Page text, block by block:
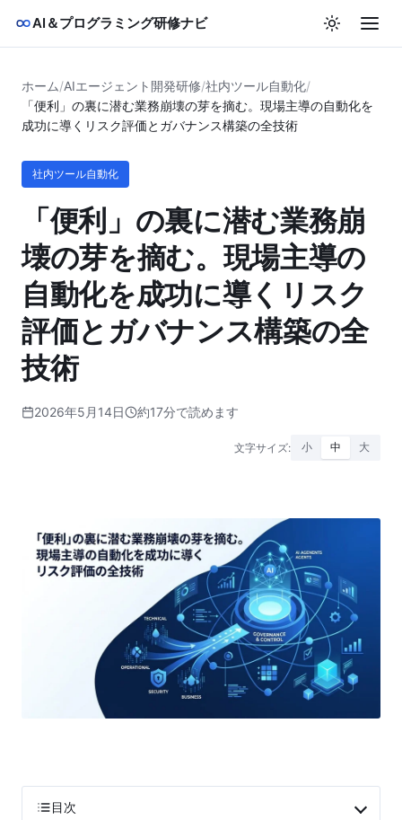
AI＆プログラミング研修ナビ
ホーム/AIエージェント開発研修/社内ツール自動化/
「便利」の裏に潜む業務崩壊の芽を摘む。現場主導の自動化を
成功に導くリスク評価とガバナンス構築の全技術
社内ツール自動化
「便利」の裏に潜む業務崩
壊の芽を摘む。現場主導の
自動化を成功に導くリスク
評価とガバナンス構築の全
技術
2026年5月14日 約17分で読めます
文字サイズ: 小 中 大
目次